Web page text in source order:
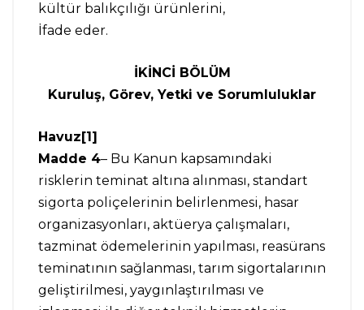
kültür balıkçılığı ürünlerini,
İfade eder.
İKİNCİ BÖLÜM
Kuruluş, Görev, Yetki ve Sorumluluklar
Havuz[1]
Madde 4– Bu Kanun kapsamındaki
risklerin teminat altına alınması, standart
sigorta poliçelerinin belirlenmesi, hasar
organizasyonları, aktüerya çalışmaları,
tazminat ödemelerinin yapılması, reasürans
teminatının sağlanması, tarım sigortalarının
geliştirilmesi, yaygınlaştırılması ve